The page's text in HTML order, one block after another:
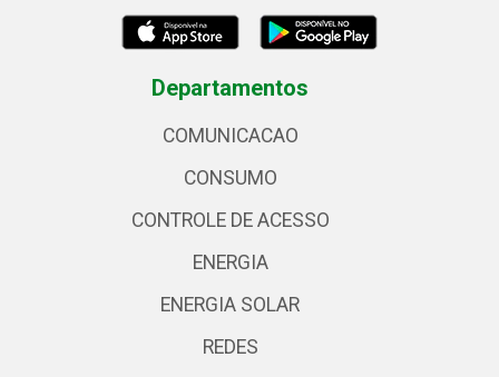
Departamentos
COMUNICACAO
CONSUMO
CONTROLE DE ACESSO
ENERGIA
ENERGIA SOLAR
REDES